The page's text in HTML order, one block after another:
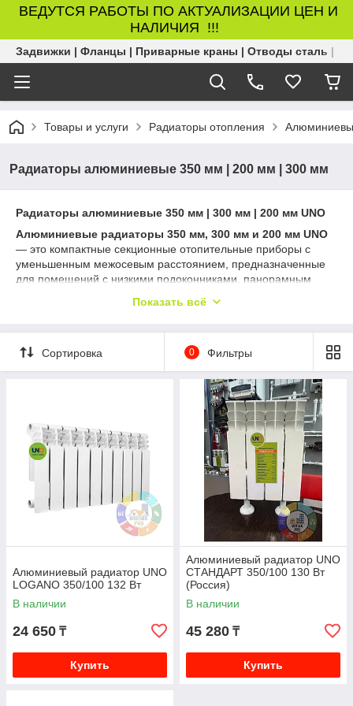
ВЕДУТСЯ РАБОТЫ ПО АКТУАЛИЗАЦИИ ЦЕН И
НАЛИЧИЯ !!!
Задвижки | Фланцы | Приварные краны | Отводы сталь |
Товары и услуги Радиаторы отопления
Радиаторы алюминиевые 350 мм | 200 мм | 300 мм
Радиаторы алюминиевые 350 мм | 300 мм | 200 мм UNO
Алюминиевые радиаторы 350 мм, 300 мм и 200 мм UNO
— это компактные секционные отопительные приборы с
уменьшенным межосевым расстоянием, предназначенные
для помещений с низкими подоконниками, панорамным
Форматы 350, 300 и 200 мм востребованы при
В подкатегории представлены модели Uno Logano 350, Uno
Compacto 200, Uno Стандарт 350 и другие исполнения. В
вы можете купить алюминиевые
радиаторы UNO в Алматы с профессиональным подбором
мощности, расчётом количества секций и консультацией по
совместимости с вашей системой отопления. Работаем по
всему Казахстану, часть позиций доступна в наличии.
Практика комплектации объектов в Алматы показывает:
радиаторы с пониженной высотой особенно актуальны для
новостроек и частных домов с современными оконными
решениями.
🔥 Особенности и преимущества низких
алюминиевых радиаторов UNO
Компактная высота
— удобны для установки под
оптимальная геометрия секций;
Быстрый прогрев помещенияблагодаря
алюминиевому сплаву;
Показать всё
Сортировка 0 Фильтры
Алюминиевый радиатор UNO
LOGANO 350/100 132 Вт
В наличии
24 650 ₸
Купить
Алюминиевый радиатор UNO
СТАНДАРТ 350/100 130 Вт
(Россия)
В наличии
45 280 ₸
Купить